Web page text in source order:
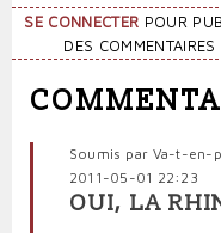
SE CONNECTER POUR
DES COMMENTAIRES
Soumis par Va-t-en-
2011-05-01 22:23
OUI, LA